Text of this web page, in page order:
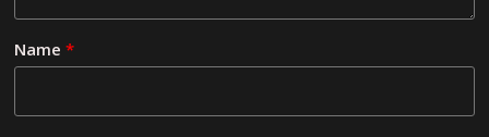
Name*